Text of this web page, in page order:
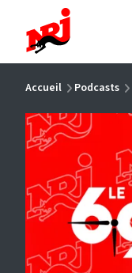
Accueil Podcasts